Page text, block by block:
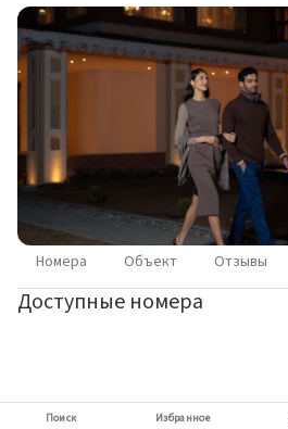
Номера Объект Отзывы
Доступные номера
Поиск Избранное